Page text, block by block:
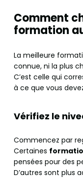
Comment
formation
La meilleure
connue, ni la plus
C’est celle qui
à ce que vous
Vérifiez le
Commencez par
Certaines
pensées pour des
D’autres sont plus